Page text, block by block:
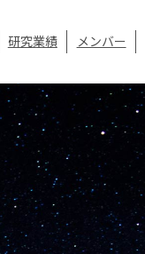
研究業績 メンバー